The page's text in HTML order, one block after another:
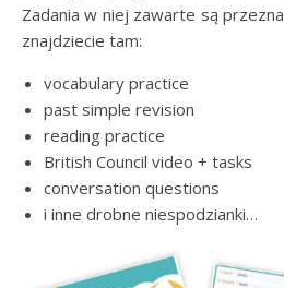
Zadania w niej zawarte są
znajdziecie tam:
vocabulary practice
past simple revision
reading practice
British Council video + tasks
conversation questions
i inne drobne niespodzianki…